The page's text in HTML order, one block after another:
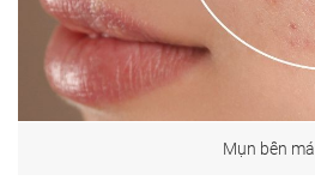
Mụn bên má